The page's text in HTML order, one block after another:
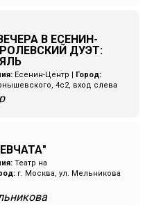
В ЕСЕНИН-
ДУЭТ:
Есенин-Центр
Город:
4с2, вход слева
Театр на
г. Москва, ул. Мельникова